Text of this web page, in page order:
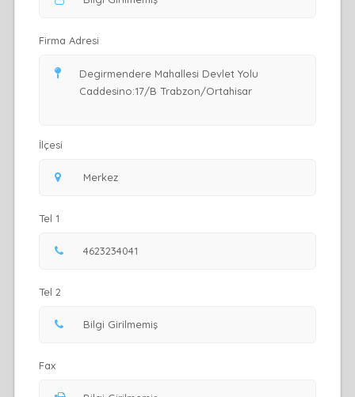
Firma Adresi
İlçesi
Tel 1
Tel 2
Fax